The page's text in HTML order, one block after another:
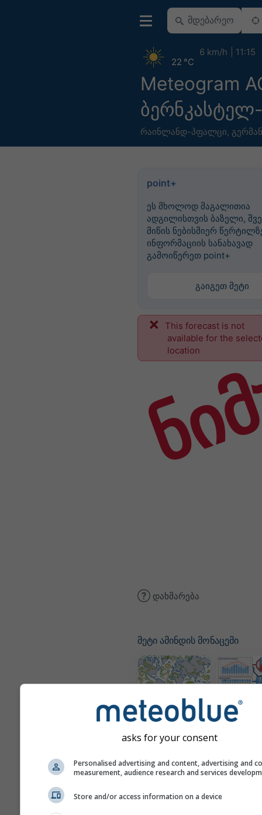
Meteogram
რაინლანდ-პფალცი,
22 °C
6 km/h 11:15
point+
ეს მხოლოდ მაგალითია
ადგილისთვის ბაზელი,
მიწის ნებისმიერ
ინფორმაციის სანახავად
გამოიწერეთ point+
გაიგეთ მეტი
This forecast is not
available for the
location
დახმარება
მეტი ამინდის მონაცემი
ქარის რუკა
asks for your consent
Personalised advertising and content, advertising and
measurement, audience research and services
Store and/or access information on a device